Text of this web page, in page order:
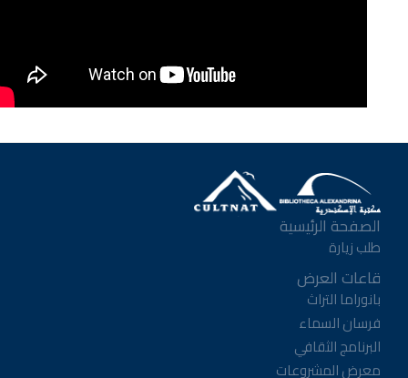
الصفحة الرئيسية
طلب زيارة
قاعات العرض
بانوراما التراث
فرسان السماء
البرنامج الثقافي
معرض المشروعات